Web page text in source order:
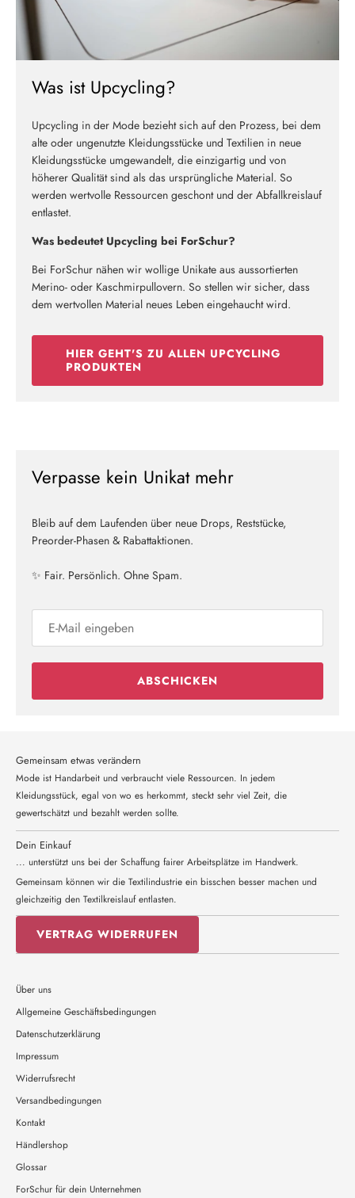
Was ist Upcycling?
Upcycling in der Mode bezieht sich auf den Prozess, bei dem
alte oder ungenutzte Kleidungsstücke und Textilien in neue
Kleidungsstücke umgewandelt, die einzigartig und von
höherer Qualität sind als das ursprüngliche Material. So
werden wertvolle Ressourcen geschont und der Abfallkreislauf
entlastet.
Was bedeutet Upcycling bei ForSchur?
Bei ForSchur nähen wir wollige Unikate aus aussortierten
Merino- oder Kaschmirpullovern. So stellen wir sicher, dass
dem wertvollen Material neues Leben eingehaucht wird.
HIER GEHT'S ZU ALLEN UPCYCLING
PRODUKTEN
Verpasse kein Unikat mehr
Bleib auf dem Laufenden über neue Drops, Reststücke,
Preorder-Phasen & Rabattaktionen.
✨ Fair. Persönlich. Ohne Spam.
ABSCHICKEN
Gemeinsam etwas verändern
Mode ist Handarbeit und verbraucht viele Ressourcen. In jedem
Kleidungsstück, egal von wo es herkommt, steckt sehr viel Zeit, die
gewertschätzt und bezahlt werden sollte.
Dein Einkauf
... unterstützt uns bei der Schaffung fairer Arbeitsplätze im Handwerk.
Gemeinsam können wir die Textilindustrie ein bisschen besser machen und
gleichzeitig den Textilkreislauf entlasten.
VERTRAG WIDERRUFEN
Über uns
Allgemeine Geschäftsbedingungen
Datenschutzerklärung
Impressum
Widerrufsrecht
Versandbedingungen
Kontakt
Händlershop
Glossar
ForSchur für dein Unternehmen